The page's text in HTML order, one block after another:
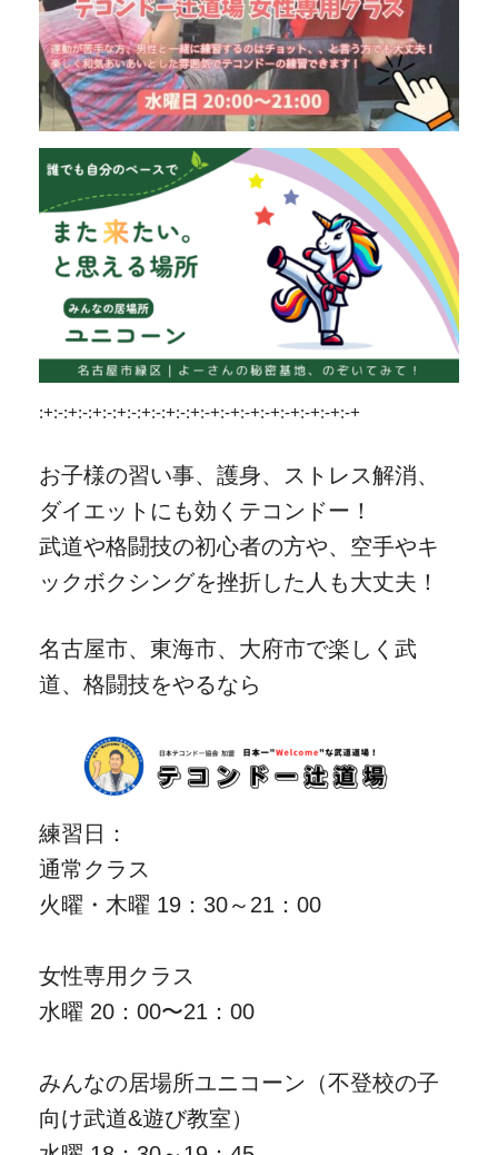
:+:-:+:-:+:-:+:-:+:-:+:-:+:-+:-+:-+:-+:-+:-+:-+:-+
お子様の習い事、護身、ストレス解消、
ダイエットにも効くテコンドー！
武道や格闘技の初心者の方や、空手やキ
ックボクシングを挫折した人も大丈夫！
名古屋市、東海市、大府市で楽しく武
道、格闘技をやるなら
練習日：
通常クラス
火曜・木曜 19：30～21：00
女性専用クラス
水曜 20：00〜21：00
みんなの居場所ユニコーン（不登校の子
向け武道&遊び教室）